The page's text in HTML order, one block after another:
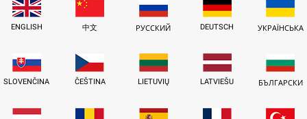
ENGLISH 中文 РУССКИЙ DEUTSCH УКРАЇНСЬКА
SLOVENČINA ČEŠTINA LIETUVIŲ LATVIEŠU БЪЛГАРСКИ